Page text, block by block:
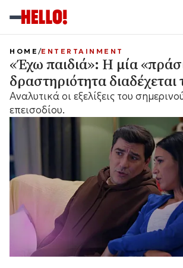
HOME ENTERTAINMENT
«Έχω παιδιά»: Η μία
δραστηριότητα διαδέχεται
Αναλυτικά οι εξελίξεις του
επεισοδίου.